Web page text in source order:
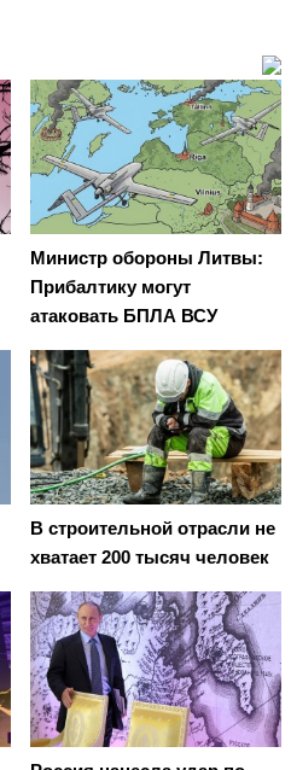
Министр обороны Литвы:
Прибалтику могут
атаковать БПЛА ВСУ
В строительной отрасли не
хватает 200 тысяч человек